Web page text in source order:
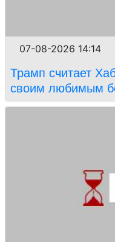
07-08-2026 14:14
Трамп считает
своим любимым